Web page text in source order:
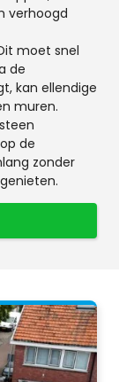
verhoogd
moet snel
de
kan ellendige
muren.
de
zonder